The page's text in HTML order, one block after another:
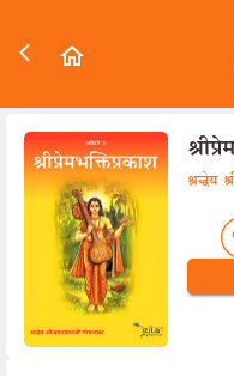
श्रद्धेय